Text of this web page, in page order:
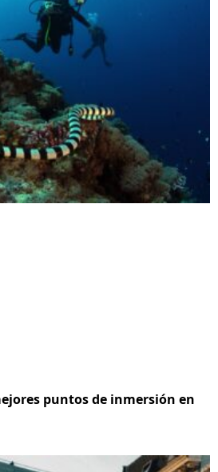
puntos de inmersión en